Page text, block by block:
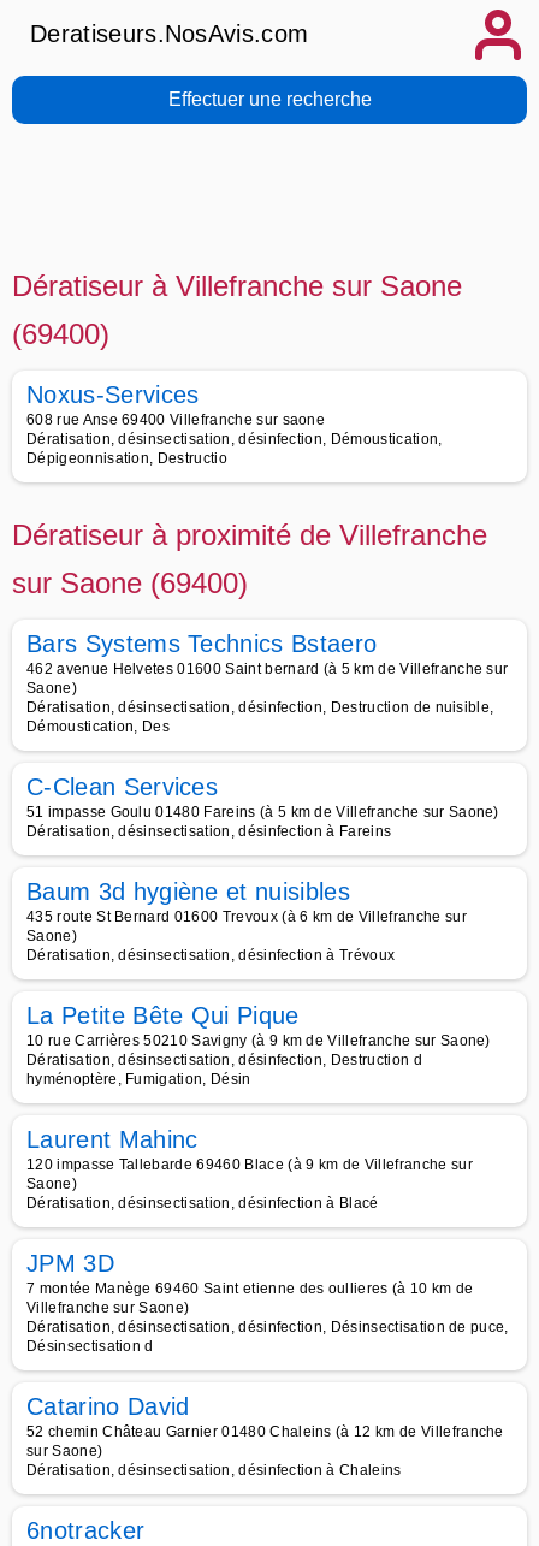
Deratiseurs.NosAvis.com
Effectuer une recherche
Dératiseur à Villefranche sur Saone
(69400)
Noxus-Services
608 rue Anse 69400 Villefranche sur saone
Dératisation, désinsectisation, désinfection, Démoustication,
Dépigeonnisation, Destructio
Dératiseur à proximité de Villefranche
sur Saone (69400)
Bars Systems Technics Bstaero
462 avenue Helvetes 01600 Saint bernard (à 5 km de Villefranche sur
Saone)
Dératisation, désinsectisation, désinfection, Destruction de nuisible,
Démoustication, Des
C-Clean Services
51 impasse Goulu 01480 Fareins (à 5 km de Villefranche sur Saone)
Dératisation, désinsectisation, désinfection à Fareins
Baum 3d hygiène et nuisibles
435 route St Bernard 01600 Trevoux (à 6 km de Villefranche sur
Saone)
Dératisation, désinsectisation, désinfection à Trévoux
La Petite Bête Qui Pique
10 rue Carrières 50210 Savigny (à 9 km de Villefranche sur Saone)
Dératisation, désinsectisation, désinfection, Destruction d
hyménoptère, Fumigation, Désin
Laurent Mahinc
120 impasse Tallebarde 69460 Blace (à 9 km de Villefranche sur
Saone)
Dératisation, désinsectisation, désinfection à Blacé
JPM 3D
7 montée Manège 69460 Saint etienne des oullieres (à 10 km de
Villefranche sur Saone)
Dératisation, désinsectisation, désinfection, Désinsectisation de puce,
Désinsectisation d
Catarino David
52 chemin Château Garnier 01480 Chaleins (à 12 km de Villefranche
sur Saone)
Dératisation, désinsectisation, désinfection à Chaleins
6notracker